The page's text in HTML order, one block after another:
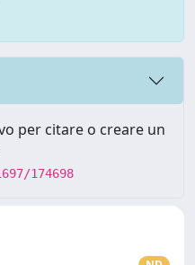
per citare o creare un
174698